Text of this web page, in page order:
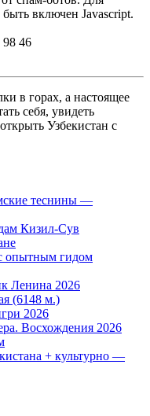
быть включен Javascript.
98 46
в горах, а настоящее
себя, увидеть
Узбекистан с
теснины —
Кизил-Сув
опытным гидом
Ленина 2026
(6148 м.)
2026
Восхождения 2026
+ культурно —